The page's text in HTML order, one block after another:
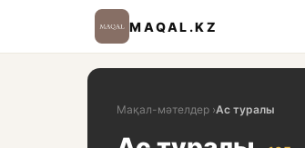
MAQAL.KZ
Мақал-мәтелдер ›Ас туралы